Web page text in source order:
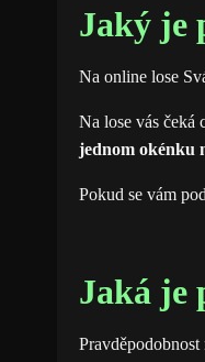
Jaký je
Na online lose
Na lose vás čeká
jednom okénku
Pokud se vám
Jaká je